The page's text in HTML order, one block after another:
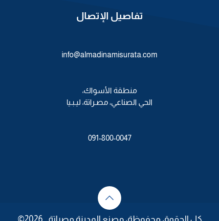
تفاصيل الإتصال
info@almadinamisurata.com
منطقة الأسواك،
الحي الصناعي، مصـراتة، ليـبـيا
091-800-0047